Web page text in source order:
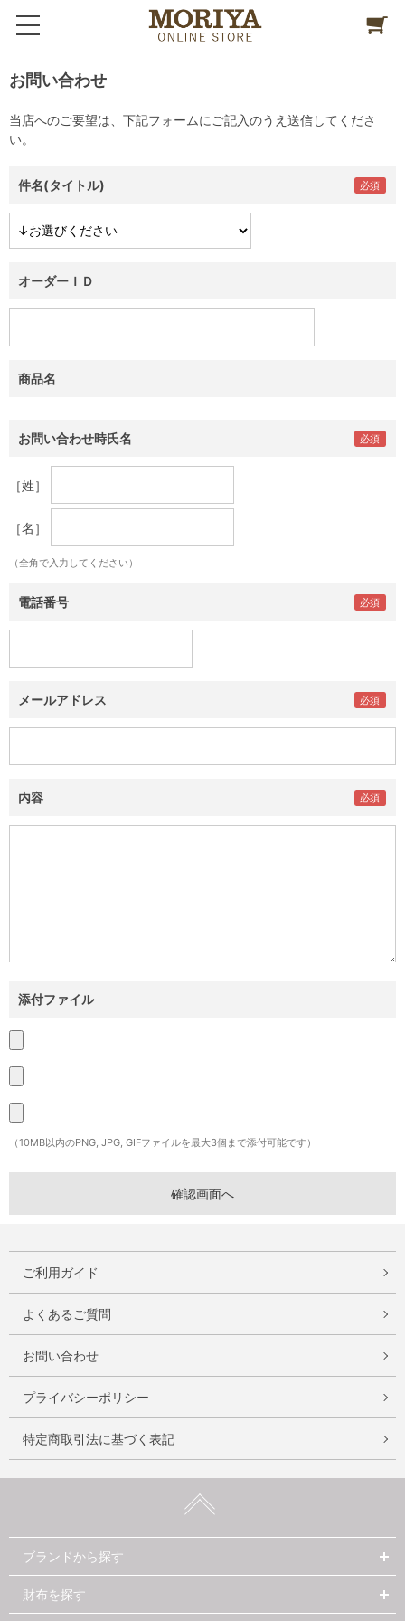
お問い合わせ
当店へのご要望は、下記フォームにご記入のうえ送信してくださ
い。
件名(タイトル)
オーダーＩＤ
商品名
お問い合わせ時氏名
［姓］
［名］
（全角で入力してください）
電話番号
メールアドレス
内容
添付ファイル
（10MB以内のPNG, JPG, GIFファイルを最大3個まで添付可能です）
ご利用ガイド
よくあるご質問
お問い合わせ
プライバシーポリシー
特定商取引法に基づく表記
ブランドから探す
財布を探す